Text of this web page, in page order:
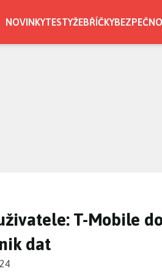
NOVINKYTESTYŽEBŘÍČKY
T-Mobile
dat